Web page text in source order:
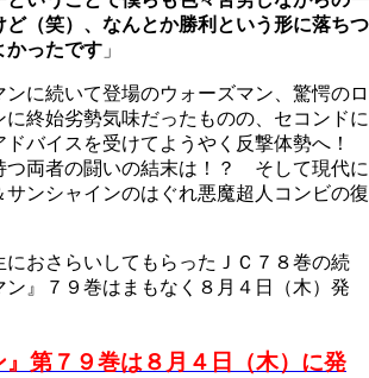
ど（笑）、なんとか勝利という形に落ちつ
かったです 」
に続いて登場のウォーズマン、驚愕のロ
に終始劣勢気味だったものの、セコンドに
ドバイスを受けてようやく反撃体勢へ！
つ両者の闘いの結末は！？ そして現代に
ンシャインのはぐれ悪魔超人コンビの復
におさらいしてもらったＪＣ７８巻の続
ン』７９巻はまもなく８月４日（木）発
』第７９巻は８月４日（木）に発